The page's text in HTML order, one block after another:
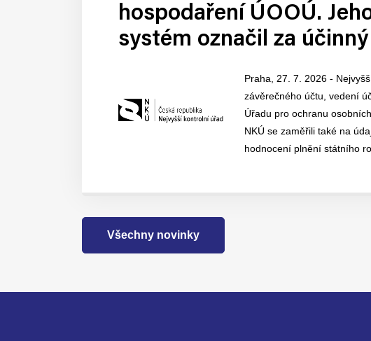
hospodaření ÚOOÚ.
systém označil za účinný
Praha, 27. 7. 2026 -
závěrečného účtu, vedení
Úřadu pro ochranu
NKÚ se zaměřili také na
hodnocení plnění státního
Všechny novinky